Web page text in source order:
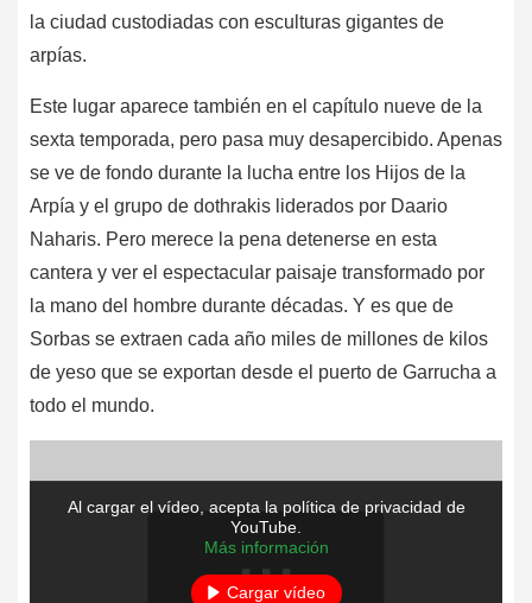
la ciudad custodiadas con esculturas gigantes de
arpías.
Este lugar aparece también en el capítulo nueve de la
sexta temporada, pero pasa muy desapercibido. Apenas
se ve de fondo durante la lucha entre los Hijos de la
Arpía y el grupo de dothrakis liderados por Daario
Naharis. Pero merece la pena detenerse en esta
cantera y ver el espectacular paisaje transformado por
la mano del hombre durante décadas. Y es que de
Sorbas se extraen cada año miles de millones de kilos
de yeso que se exportan desde el puerto de Garrucha a
todo el mundo.
Al cargar el vídeo, acepta la política de privacidad de
YouTube.
Más información
Cargar vídeo